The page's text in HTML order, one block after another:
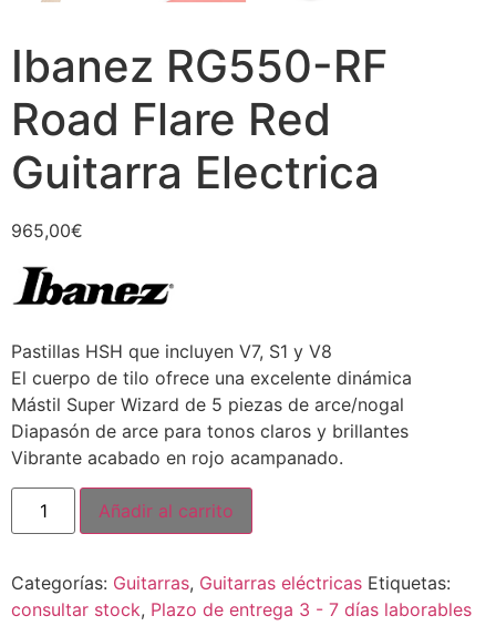
Ibanez RG550-RF
Road Flare Red
Guitarra Electrica
965,00€
Pastillas HSH que incluyen V7, S1 y V8
El cuerpo de tilo ofrece una excelente dinámica
Mástil Super Wizard de 5 piezas de arce/nogal
Diapasón de arce para tonos claros y brillantes
Vibrante acabado en rojo acampanado.
Añadir al carrito
Categorías: Guitarras, Guitarras eléctricas Etiquetas:
consultar stock, Plazo de entrega 3 - 7 días laborables